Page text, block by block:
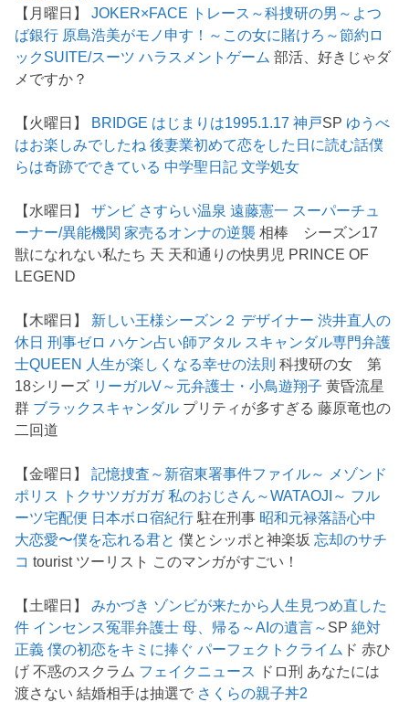
【月曜日】JOKER×FACE トレース～科捜研の男～ よつ
ば銀行 原島浩美がモノ申す！～この女に賭けろ～節約ロ
ック SUITE/スーツ ハラスメントゲーム 部活、好きじゃダ
メですか？
【火曜日】 BRIDGE はじまりは1995.1.17 神戸SP ゆうべ
はお楽しみでしたね 後妻業初めて恋をした日に読む話僕
らは奇跡でできている 中学聖日記 文学処女
【水曜日】ザンビ さすらい温泉 遠藤憲一 スーパーチュ
ーナー/異能機関 家売るオンナの逆襲 相棒 シーズン17
獣になれない私たち 天 天和通りの快男児 PRINCE OF
LEGEND
【木曜日】 新しい王様シーズン２ デザイナー 渋井直人の
休日 刑事ゼロ ハケン占い師アタル スキャンダル専門弁護
士QUEEN 人生が楽しくなる幸せの法則 科捜研の女 第
18シリーズ リーガルV～元弁護士・小鳥遊翔子 黄昏流星
群 ブラックスキャンダル プリティが多すぎる 藤原竜也の
二回道
【金曜日】記憶捜査～新宿東署事件ファイル～
メゾンド
ポリス
トクサツガガガ 私のおじさん～WATAOJI～ フル
ーツ宅配便 日本ボロ宿紀行 駐在刑事 昭和元禄落語心中
大恋愛〜僕を忘れる君と 僕とシッポと神楽坂忘却のサチ
コ tourist ツーリスト このマンガがすごい！
【土曜日】みかづき ゾンビが来たから人生見つめ直した
件 インセンス冤罪弁護士 母、帰る～AIの遺言～ SP絶対
正義 僕の初恋をキミに捧ぐ パーフェクトクライム ド 赤ひ
げ 不惑のスクラム フェイクニュース
ドロ刑 あなたには
渡さない 結婚相手は抽選で さくらの親子丼2